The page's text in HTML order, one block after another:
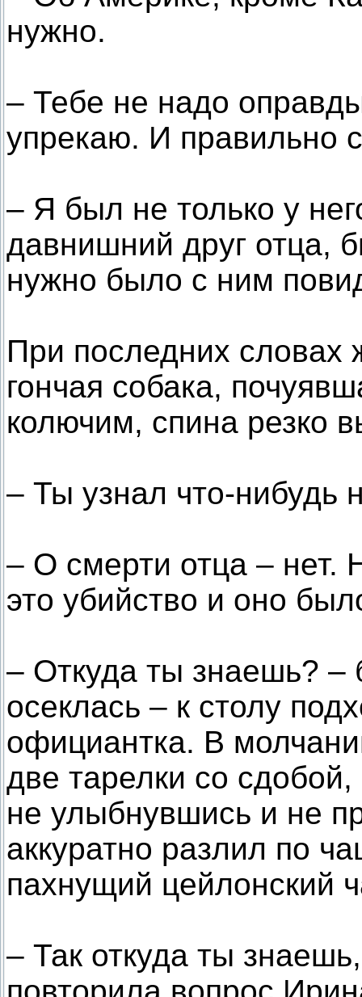
нужно.
– Тебе не надо
упрекаю. И правильно
– Я был не только у
давнишний друг отца,
нужно было с ним
При последних словах
гончая собака,
колючим, спина резко
– Ты узнал что-нибудь
– О смерти отца – нет.
это убийство и оно
– Откуда ты знаешь? –
осеклась – к столу
официантка. В
две тарелки со
не улыбнувшись и не
аккуратно разлил по
пахнущий цейлонский
– Так откуда ты